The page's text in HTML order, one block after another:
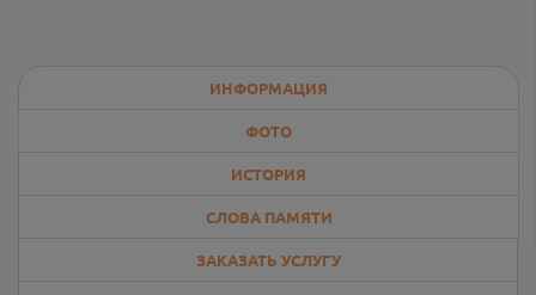
ИНФОРМАЦИЯ
ФОТО
ИСТОРИЯ
СЛОВА ПАМЯТИ
ЗАКАЗАТЬ УСЛУГУ